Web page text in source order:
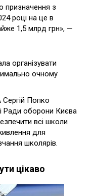
призначення з
році на це в
1,5 млрд грн», —
організувати
очному
Попко
Ради оборони Києва
всі школи
для
школярів.
цікаво